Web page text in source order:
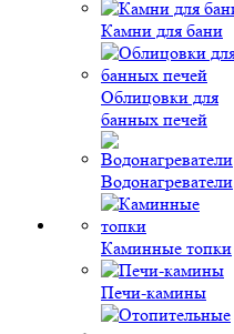
Камни для бани
Облицовки для
банных печей
Водонагреватели
Каминные топки
Печи-камины